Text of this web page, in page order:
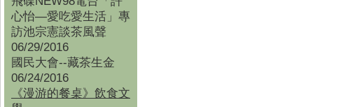
心怡—愛吃愛生活」專
訪池宗憲談茶風聲
06/29/2016
國民大會--藏茶生金
06/24/2016
《漫游的餐桌》飲食文